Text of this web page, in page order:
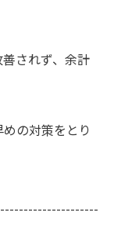
されず、余計
の対策をとり